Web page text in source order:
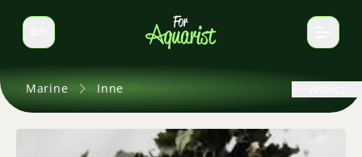
Zmień język
Marine Inne